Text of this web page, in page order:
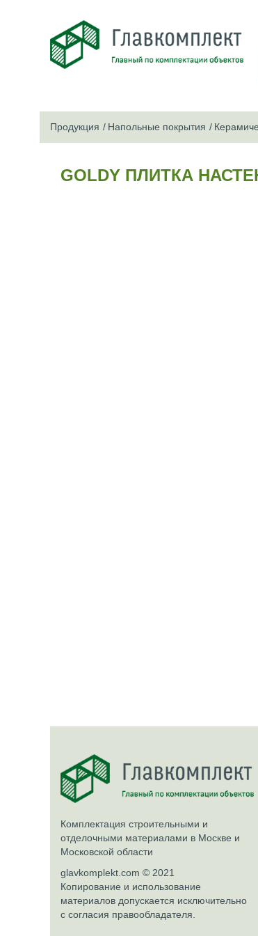
Продукция Напольные покрытия
GOLDY ПЛИТКА
Комплектация строительными и
отделочными материалами в Москве и
Московской области
glavkomplekt.com © 2021
Копирование и использование
материалов допускается исключительно
с согласия правообладателя.